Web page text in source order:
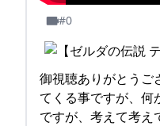
#0
御視聴ありがとうご
てくる事ですが、何
ですが、考えて考え